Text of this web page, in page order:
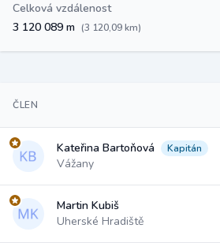
Celková vzdálenost
3 120 089 m (3 120,09 km)
ČLEN
Kateřina Bartoňová Kapitán
Vážany
Martin Kubiš
Uherské Hradiště